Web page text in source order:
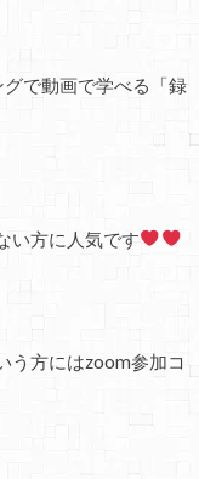
で動画で学べる「録
い方に人気です
う方にはzoom参加コ